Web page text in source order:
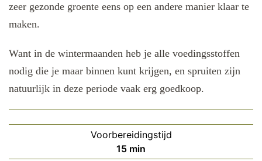
zeer gezonde groente eens op een andere manier klaar te
maken.
Want in de wintermaanden heb je alle voedingsstoffen
nodig die je maar binnen kunt krijgen, en spruiten zijn
natuurlijk in deze periode vaak erg goedkoop.
Voorbereidingstijd
15minuten
min